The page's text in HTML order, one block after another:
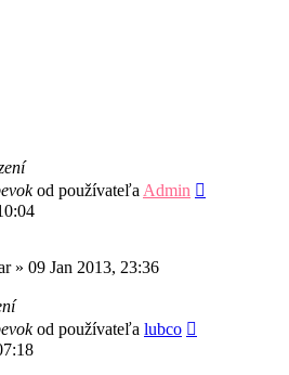
od používateľa Admin
» 09 Jan 2013, 23:36
od používateľa lubco